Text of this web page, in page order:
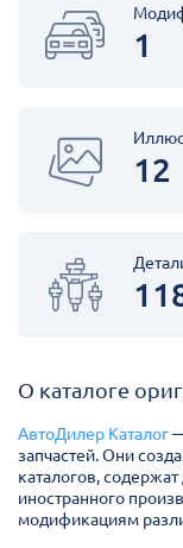
1
12
О каталоге
АвтоДилер Каталог
запчастей. Они
каталогов,
иностранного
модификациям